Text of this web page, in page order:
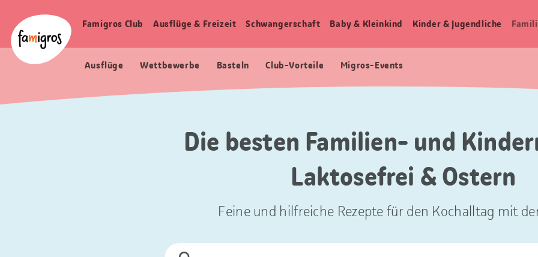
Navigation
Logo
Haupt
Famigros Club Ausflüge & Freizeit Schwangerschaft Baby & Kleinkind Kinder & Jugendliche
Ausflüge Wettbewerbe Basteln Club-Vorteile Migros-Events
Die besten Familien- und
Laktosefrei & Ostern
Feine und hilfreiche Rezepte für den Kochalltag mit